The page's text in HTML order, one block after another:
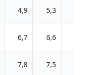
4,9 5,3
6,7 6,6
7,8 7,5